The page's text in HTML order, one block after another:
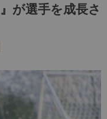
が選手を成長さ